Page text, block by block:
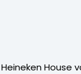
House